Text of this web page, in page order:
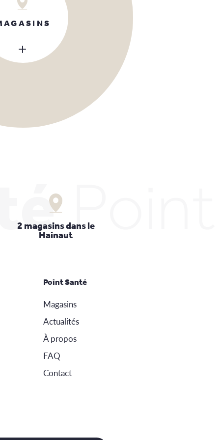
2 magasins dans le
Hainaut
Point Santé
Magasins
Actualités
À propos
FAQ
Contact